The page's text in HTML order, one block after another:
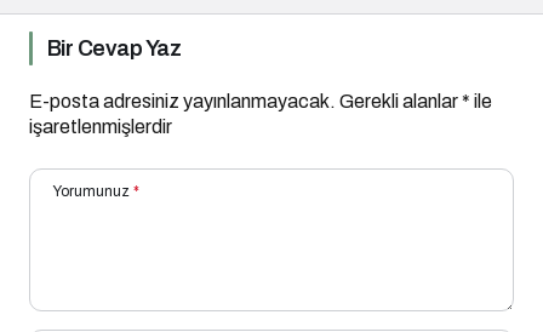
Bir Cevap Yaz
E-posta adresiniz yayınlanmayacak. Gerekli alanlar* ile
işaretlenmişlerdir
Yorumunuz *